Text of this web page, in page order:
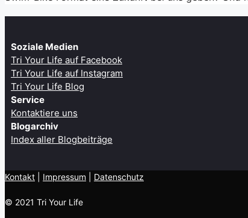
Soziale Medien
Tri Your Life auf Facebook
Tri Your Life auf Instagram
Tri Your Life Blog
Service
Kontaktiere uns
Blogarchiv
Index aller Blogbeiträge
Kontakt Impressum Datenschutz
© 2021 Tri Your Life